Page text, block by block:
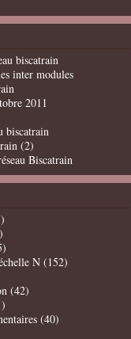
biscatrain
inter modules
2011
biscatrain
(2)
Biscatrain
N (152)
(42)
(40)